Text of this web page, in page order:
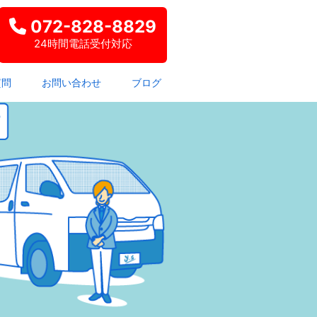
072-828-8829
24時間電話受付対応
お問い合わせ ブログ